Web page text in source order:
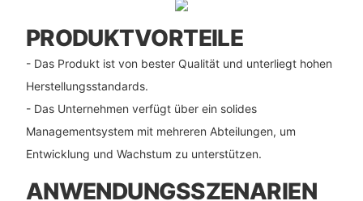
PRODUKTVORTEILE
- Das Produkt ist von bester Qualität und unterliegt hohen
Herstellungsstandards.
- Das Unternehmen verfügt über ein solides
Managementsystem mit mehreren Abteilungen, um
Entwicklung und Wachstum zu unterstützen.
ANWENDUNGSSZENARIEN